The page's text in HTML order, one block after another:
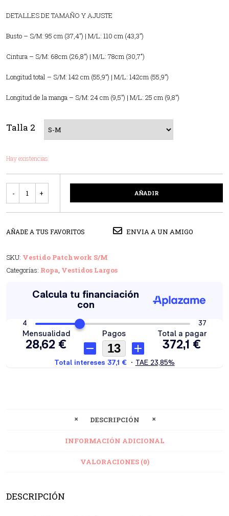
DETALLES DE TAMAÑO Y AJUSTE
Busto – S/M: 95 cm (37,4”) | M/L: 110 cm (43,3”)
Cintura – S/M: 68cm (26,8”) | M/L: 78cm (30,7″)
Longitud total – S/M: 142 cm (55,9”) | M/L: 142cm (55,9”)
Longitud de la manga – S/M: 24 cm (9,5”) | M/L: 25 cm (9,8”)
Talla 2
Hay existencias
AÑADIR
AÑADE A TUS FAVORITOS ENVIA A UN AMIGO
SKU: Vestido Patchwork S/M
Categorías: Ropa, Vestidos Largos
DESCRIPCIÓN
INFORMACIÓN ADICIONAL
VALORACIONES (0)
DESCRIPCIÓN